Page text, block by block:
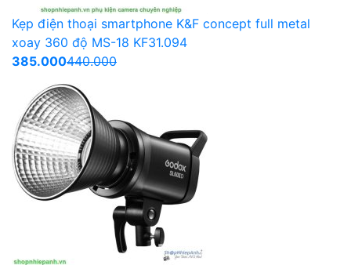
Kẹp điện thoại smartphone K&F concept full metal
xoay 360 độ MS-18 KF31.094
385.000440.000